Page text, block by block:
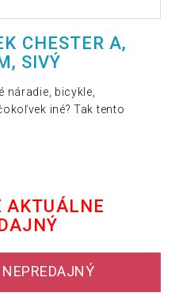
CHESTER A,
SIVÝ
náradie, bicykle,
iné? Tak tento
AKTUÁLNE